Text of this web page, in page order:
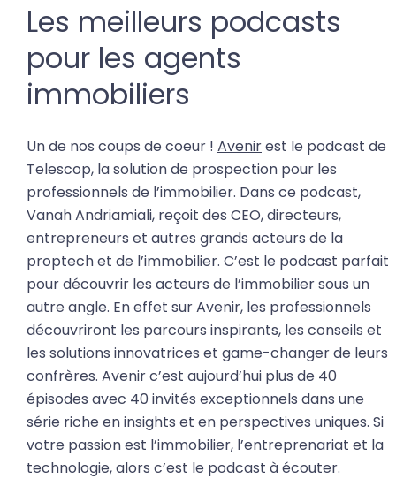
Les meilleurs podcasts
pour les agents
immobiliers
Un de nos coups de coeur ! Avenirest le podcast de
Telescop, la solution de prospection pour les
professionnels de l’immobilier. Dans ce podcast,
Vanah Andriamiali, reçoit des CEO, directeurs,
entrepreneurs et autres grands acteurs de la
proptech et de l’immobilier. C’est le podcast parfait
pour découvrir les acteurs de l’immobilier sous un
autre angle. En effet sur Avenir, les professionnels
découvriront les parcours inspirants, les conseils et
les solutions innovatrices et game-changer de leurs
confrères. Avenir c’est aujourd’hui plus de 40
épisodes avec 40 invités exceptionnels dans une
série riche en insights et en perspectives uniques. Si
votre passion est l’immobilier, l’entreprenariat et la
technologie, alors c’est le podcast à écouter.